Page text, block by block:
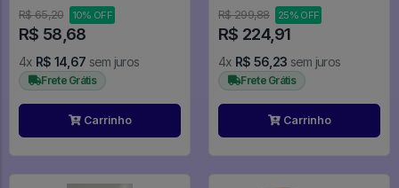
Alchemist
R$ 65,20 10% OFF
R$ 58,68
4x R$ 14,67 sem juros
Frete Grátis
Carrinho
R$ 299,88 25% OFF
R$ 224,91
4x R$ 56,23 sem juros
Frete Grátis
Carrinho